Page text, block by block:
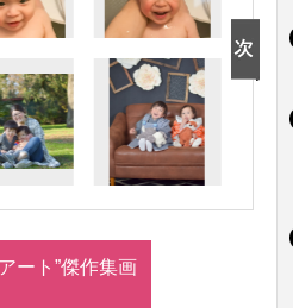
ート”傑作集画